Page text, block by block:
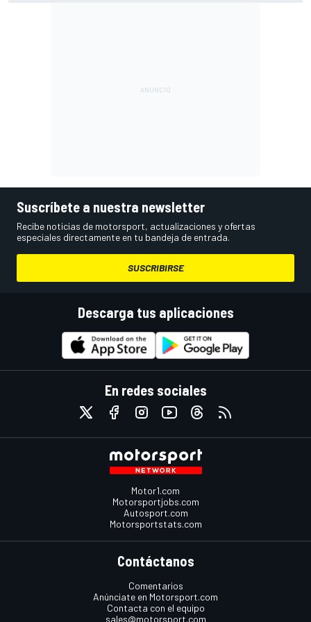
Suscríbete a nuestra newsletter
Recibe noticias de motorsport, actualizaciones y ofertas
especiales directamente en tu bandeja de entrada.
SUSCRIBIRSE
Descarga tus aplicaciones
En redes sociales
Motor1.com
Motorsportjobs.com
Autosport.com
Motorsportstats.com
Contáctanos
Comentarios
Anúnciate en Motorsport.com
Contacta con el equipo
sales@motorsport.com